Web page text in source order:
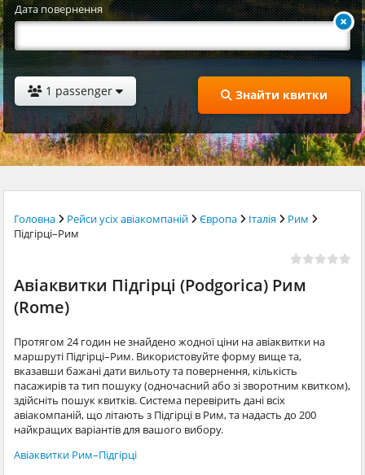
Дата повернення
1 passenger Знайти квитки
Головна Рейси усіх авіакомпаній Європа Італія
Рим
Підгірці–Рим
Авіаквитки Підгірці (Podgorica) Рим
(Rome)
Протягом 24 годин не знайдено жодної ціни на авіаквитки на
маршруті Підгірці–Рим. Використовуйте форму вище та,
вказавши бажані дати вильоту та повернення, кількість
пасажирів та тип пошуку (одночасний або зі зворотним квитком),
здійсніть пошук квитків. Система перевірить дані всіх
авіакомпаній, що літають з Підгірці в Рим, та надасть до 200
найкращих варіантів для вашого вибору.
Авіаквитки Рим–Підгірці